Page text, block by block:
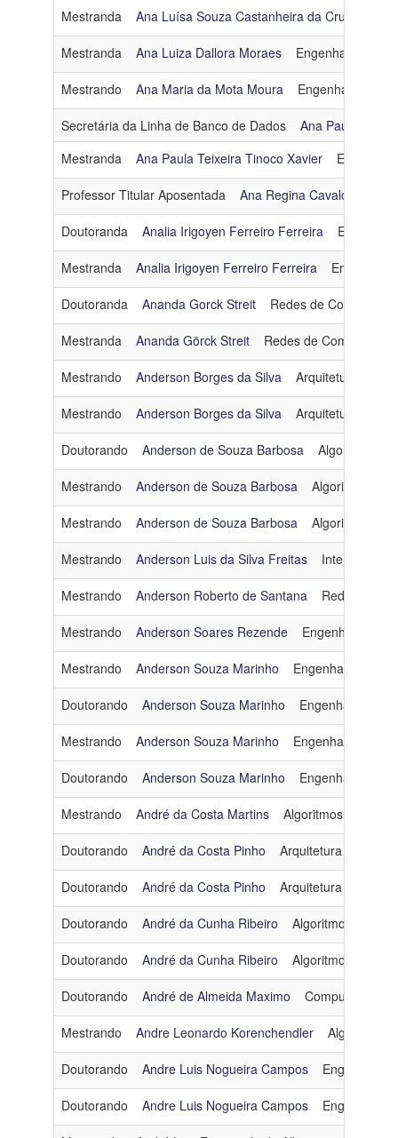
Mestranda Ana Luísa Souza Castanheira da Cruz
Mestranda Ana Luiza Dallora Moraes Engenharia de
Mestrando Ana Maria da Mota Moura Engenharia de
Secretária da Linha de Banco de Dados
Ana Paula
Mestranda
Ana Paula Teixeira Tinoco Xavier
Professor Titular Aposentada Ana Regina Cavalcanti da
Doutoranda Analia Irigoyen Ferreiro Ferreira
Mestranda Analia Irigoyen Ferreiro Ferreira
Doutoranda Ananda Gorck Streit Redes de
Mestranda Ananda Görck Streit Redes de
Mestrando Anderson Borges da Silva Arquitetura e
Mestrando Anderson Borges da Silva Arquitetura e
Doutorando Anderson de Souza Barbosa Algoritmos e
Mestrando Anderson de Souza Barbosa Algoritmos e
Mestrando Anderson de Souza Barbosa Algoritmos e
Mestrando Anderson Luis da Silva Freitas Inteligência
Mestrando Anderson Roberto de Santana Redes de
Mestrando Anderson Soares Rezende Engenharia de
Mestrando Anderson Souza Marinho Engenharia de
Doutorando Anderson Souza Marinho Engenharia de
Mestrando Anderson Souza Marinho Engenharia de
Doutorando Anderson Souza Marinho Engenharia de
Mestrando André da Costa Martins Algoritmos e
Doutorando André da Costa Pinho Arquitetura e
Doutorando André da Costa Pinho Arquitetura e
Doutorando André da Cunha Ribeiro Algoritmos e
Doutorando André da Cunha Ribeiro Algoritmos e
Doutorando André de Almeida Maximo Computação
Mestrando Andre Leonardo Korenchendler Algoritmos
Doutorando Andre Luis Nogueira Campos Engenharia
Doutorando Andre Luis Nogueira Campos Engenharia